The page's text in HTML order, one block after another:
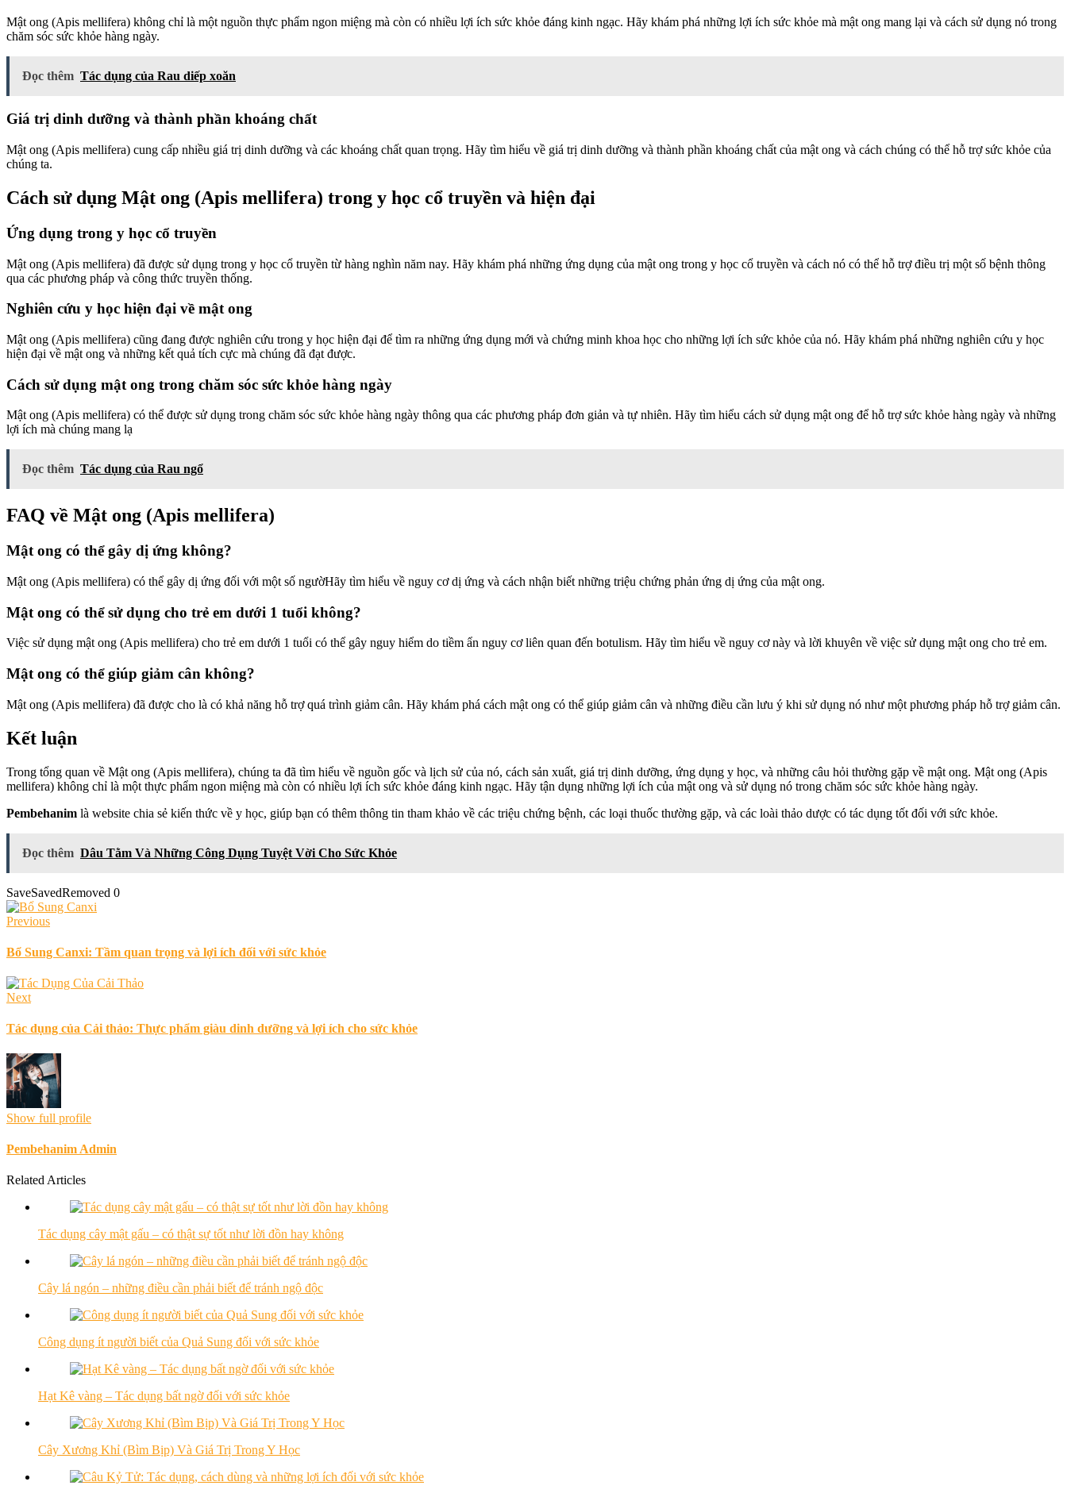
Mật ong (Apis mellifera) không chỉ là một nguồn thực phẩm ngon miệng mà còn có nhiều lợi ích sức khỏe đáng kinh ngạc. Hãy khám phá những lợi ích sức khỏe mà mật ong mang lại và cách sử dụng nó trong
chăm sóc sức khỏe hàng ngày.
Đọc thêm Tác dụng của Rau diếp xoăn
Giá trị dinh dưỡng và thành phần khoáng chất
Mật ong (Apis mellifera) cung cấp nhiều giá trị dinh dưỡng và các khoáng chất quan trọng. Hãy tìm hiểu về giá trị dinh dưỡng và thành phần khoáng chất của mật ong và cách chúng có thể hỗ trợ sức khỏe của
chúng ta.
Cách sử dụng Mật ong (Apis mellifera) trong y học cổ truyền và hiện đại
Ứng dụng trong y học cổ truyền
Mật ong (Apis mellifera) đã được sử dụng trong y học cổ truyền từ hàng nghìn năm nay. Hãy khám phá những ứng dụng của mật ong trong y học cổ truyền và cách nó có thể hỗ trợ điều trị một số bệnh thông
qua các phương pháp và công thức truyền thống.
Nghiên cứu y học hiện đại về mật ong
Mật ong (Apis mellifera) cũng đang được nghiên cứu trong y học hiện đại để tìm ra những ứng dụng mới và chứng minh khoa học cho những lợi ích sức khỏe của nó. Hãy khám phá những nghiên cứu y học
hiện đại về mật ong và những kết quả tích cực mà chúng đã đạt được.
Cách sử dụng mật ong trong chăm sóc sức khỏe hàng ngày
Mật ong (Apis mellifera) có thể được sử dụng trong chăm sóc sức khỏe hàng ngày thông qua các phương pháp đơn giản và tự nhiên. Hãy tìm hiểu cách sử dụng mật ong để hỗ trợ sức khỏe hàng ngày và những
lợi ích mà chúng mang lạ
Đọc thêm Tác dụng của Rau ngổ
FAQ về Mật ong (Apis mellifera)
Mật ong có thể gây dị ứng không?
Mật ong (Apis mellifera) có thể gây dị ứng đối với một số ngườHãy tìm hiểu về nguy cơ dị ứng và cách nhận biết những triệu chứng phản ứng dị ứng của mật ong.
Mật ong có thể sử dụng cho trẻ em dưới 1 tuổi không?
Việc sử dụng mật ong (Apis mellifera) cho trẻ em dưới 1 tuổi có thể gây nguy hiểm do tiềm ẩn nguy cơ liên quan đến botulism. Hãy tìm hiểu về nguy cơ này và lời khuyên về việc sử dụng mật ong cho trẻ em.
Mật ong có thể giúp giảm cân không?
Mật ong (Apis mellifera) đã được cho là có khả năng hỗ trợ quá trình giảm cân. Hãy khám phá cách mật ong có thể giúp giảm cân và những điều cần lưu ý khi sử dụng nó như một phương pháp hỗ trợ giảm cân.
Kết luận
Trong tổng quan về Mật ong (Apis mellifera), chúng ta đã tìm hiểu về nguồn gốc và lịch sử của nó, cách sản xuất, giá trị dinh dưỡng, ứng dụng y học, và những câu hỏi thường gặp về mật ong. Mật ong (Apis
mellifera) không chỉ là một thực phẩm ngon miệng mà còn có nhiều lợi ích sức khỏe đáng kinh ngạc. Hãy tận dụng những lợi ích của mật ong và sử dụng nó trong chăm sóc sức khỏe hàng ngày.
Pembehanim là website chia sẻ kiến thức về y học, giúp bạn có thêm thông tin tham khảo về các triệu chứng bệnh, các loại thuốc thường gặp, và các loài thảo dược có tác dụng tốt đối với sức khỏe.
Đọc thêm Dâu Tằm Và Những Công Dụng Tuyệt Vời Cho Sức Khỏe
SaveSavedRemoved 0
Previous
Bổ Sung Canxi: Tầm quan trọng và lợi ích đối với sức khỏe
Next
Tác dụng của Cải thảo: Thực phẩm giàu dinh dưỡng và lợi ích cho sức khỏe
Show full profile
Pembehanim Admin
Related Articles
Tác dụng cây mật gấu – có thật sự tốt như lời đồn hay không
Cây lá ngón – những điều cần phải biết để tránh ngộ độc
Công dụng ít người biết của Quả Sung đối với sức khỏe
Hạt Kê vàng – Tác dụng bất ngờ đối với sức khỏe
Cây Xương Khỉ (Bìm Bịp) Và Giá Trị Trong Y Học